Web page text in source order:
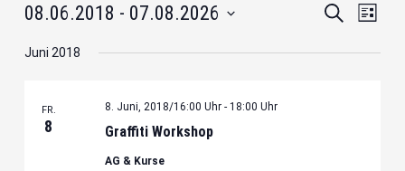
SucheListe
08.06.2018 - 07.08.2026
wählen.
Juni 2018
FR.
8 Graffiti Workshop
8. Juni, 2018/16:00 Uhr- 18:00 Uhr
AG & Kurse